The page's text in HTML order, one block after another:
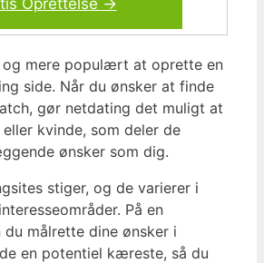
Oprettelse →
og mere populært at oprette en
side. Når du ønsker at finde
gør netdating det muligt at
kvinde, som deler de
ønsker som dig.
stiger, og de varierer i
På en
målrette dine ønsker i
en potentiel kæreste, så du